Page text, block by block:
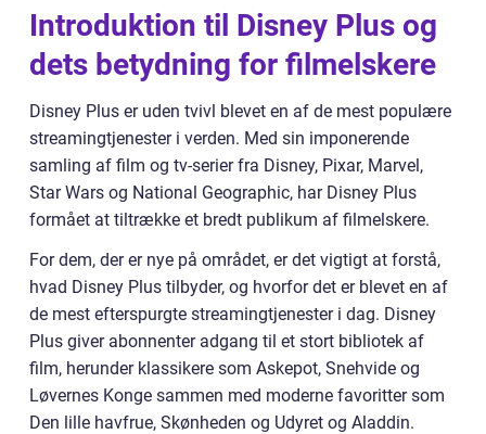
Introduktion til Disney Plus og
dets betydning for filmelskere
Disney Plus er uden tvivl blevet en af de mest populære
streamingtjenester i verden. Med sin imponerende
samling af film og tv-serier fra Disney, Pixar, Marvel,
Star Wars og National Geographic, har Disney Plus
formået at tiltrække et bredt publikum af filmelskere.
For dem, der er nye på området, er det vigtigt at forstå,
hvad Disney Plus tilbyder, og hvorfor det er blevet en af
de mest efterspurgte streamingtjenester i dag. Disney
Plus giver abonnenter adgang til et stort bibliotek af
film, herunder klassikere som Askepot, Snehvide og
Løvernes Konge sammen med moderne favoritter som
Den lille havfrue, Skønheden og Udyret og Aladdin.